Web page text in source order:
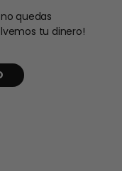
no quedas
tu dinero!